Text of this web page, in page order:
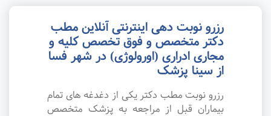
رزرو نوبت دهی اینترنتی آنلاین مطب
دکتر متخصص و فوق تخصص کلیه و
مجاری ادراری (اورولوژی) در شهر فسا
از سینا پزشک
رزرو نوبت مطب دکتر یکی از دغدغه های تمام
بیماران قبل از مراجعه به پزشک متخصص